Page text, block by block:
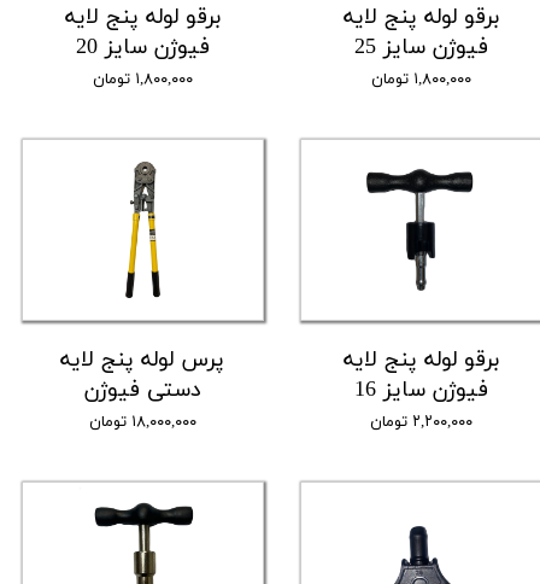
برقو لوله پنج لایه
فیوژن سایز 25
۱,۸۰۰,۰۰۰ تومان
برقو لوله پنج لایه
فیوژن سایز 20
۱,۸۰۰,۰۰۰ تومان
برقو لوله پنج لایه
فیوژن سایز 16
۲,۲۰۰,۰۰۰ تومان
پرس لوله پنج لایه
دستی فیوژن
۱۸,۰۰۰,۰۰۰ تومان